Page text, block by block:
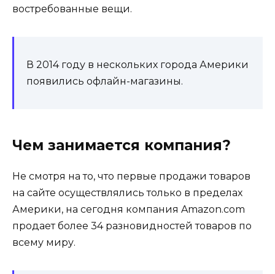
востребованные вещи.
В 2014 году в нескольких города Америки
появились офлайн-магазины.
Чем занимается компания?
Не смотря на то, что первые продажи товаров
на сайте осуществлялись только в пределах
Америки, на сегодня компания Amazon.com
продает более 34 разновидностей товаров по
всему миру.